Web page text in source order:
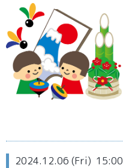
2024.12.06 (Fri) 15:00